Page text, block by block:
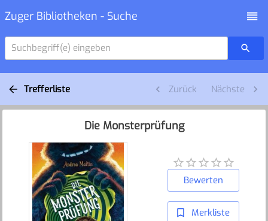
Zuger Bibliotheken - Suche
Suchbegriff(e) eingeben
Trefferliste Zurück Nächste
Die Monsterprüfung
Bewerten
Merkliste